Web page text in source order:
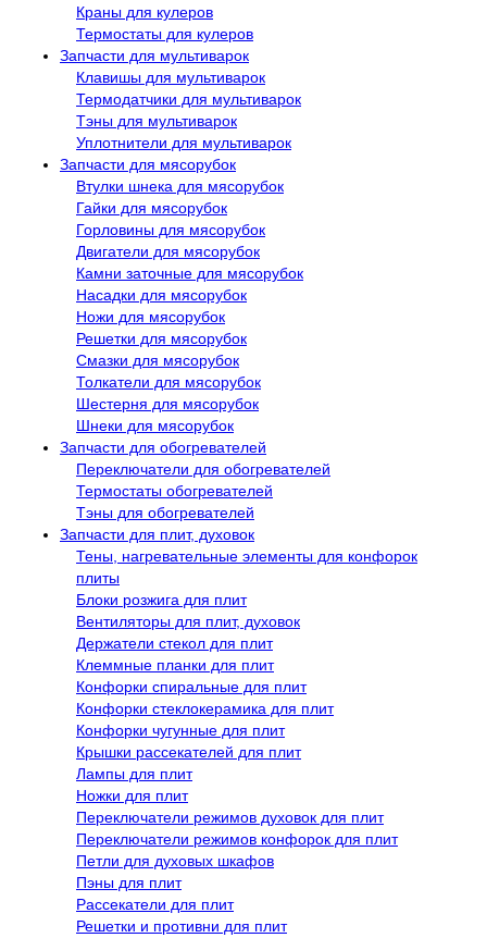
Краны для кулеров
Термостаты для кулеров
Запчасти для мультиварок
Клавишы для мультиварок
Термодатчики для мультиварок
Тэны для мультиварок
Уплотнители для мультиварок
Запчасти для мясорубок
Втулки шнека для мясорубок
Гайки для мясорубок
Горловины для мясорубок
Двигатели для мясорубок
Камни заточные для мясорубок
Насадки для мясорубок
Ножи для мясорубок
Решетки для мясорубок
Смазки для мясорубок
Толкатели для мясорубок
Шестерня для мясорубок
Шнеки для мясорубок
Запчасти для обогревателей
Переключатели для обогревателей
Термостаты обогревателей
Тэны для обогревателей
Запчасти для плит, духовок
Тены, нагревательные элементы для конфорок
плиты
Блоки розжига для плит
Вентиляторы для плит, духовок
Держатели стекол для плит
Клеммные планки для плит
Конфорки спиральные для плит
Конфорки стеклокерамика для плит
Конфорки чугунные для плит
Крышки рассекателей для плит
Лампы для плит
Ножки для плит
Переключатели режимов духовок для плит
Переключатели режимов конфорок для плит
Петли для духовых шкафов
Пэны для плит
Рассекатели для плит
Решетки и противни для плит